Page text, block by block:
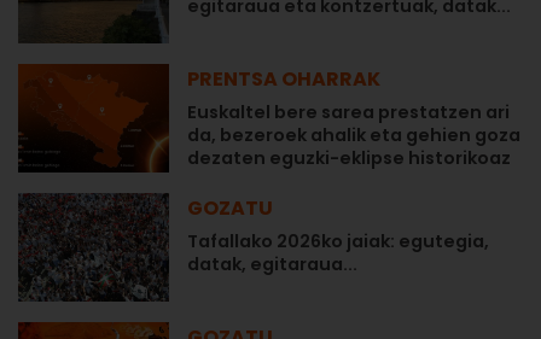
egitaraua eta kontzertuak, datak...
PRENTSA OHARRAK
Euskaltel bere sarea prestatzen ari
da, bezeroek ahalik eta gehien goza
dezaten eguzki-eklipse historikoaz
GOZATU
Tafallako 2026ko jaiak: egutegia,
datak, egitaraua...